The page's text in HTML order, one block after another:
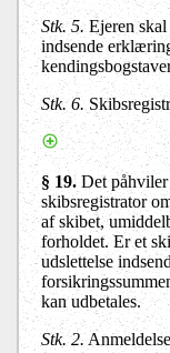
Stk. 5.Ejeren
indsende
Stk. 6.
§ 19. Det påhviler
skibsregistrator
af skibet,
forholdet. Er et
udslettelse
kan udbetales.
Stk. 2.